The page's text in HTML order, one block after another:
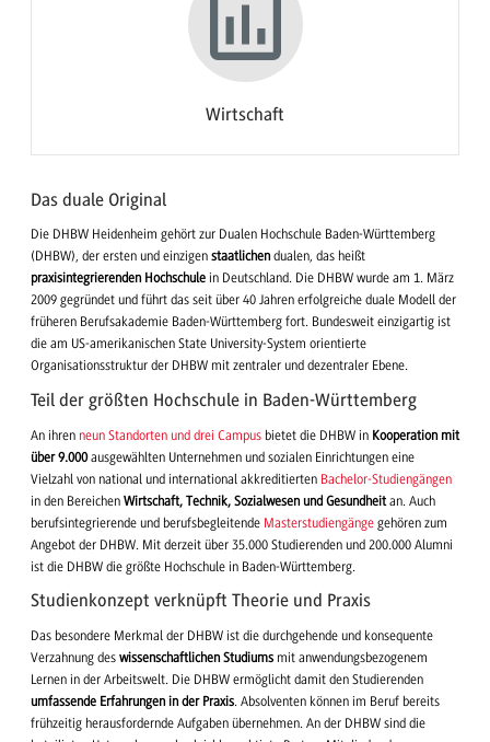
Wirtschaft
Das duale Original
Die DHBW Heidenheim gehört zur Dualen Hochschule Baden-Württemberg
(DHBW), der ersten und einzigen staatlichen dualen, das heißt
praxisintegrierenden Hochschule in Deutschland. Die DHBW wurde am 1. März
2009 gegründet und führt das seit über 40 Jahren erfolgreiche duale Modell der
früheren Berufsakademie Baden-Württemberg fort. Bundesweit einzigartig ist
die am US-amerikanischen State University-System orientierte
Organisationsstruktur der DHBW mit zentraler und dezentraler Ebene.
Teil der größten Hochschule in Baden-Württemberg
An ihren neun Standorten und drei Campus bietet die DHBW in Kooperation mit
über 9.000ausgewählten Unternehmen und sozialen Einrichtungen eine
Vielzahl von national und international akkreditierten Bachelor-Studiengängen
in den Bereichen Wirtschaft, Technik, Sozialwesen und Gesundheit an. Auch
berufsintegrierende und berufsbegleitende Masterstudiengänge gehören zum
Angebot der DHBW. Mit derzeit über 35.000 Studierenden und 200.000 Alumni
ist die DHBW die größte Hochschule in Baden-Württemberg.
Studienkonzept verknüpft Theorie und Praxis
Das besondere Merkmal der DHBW ist die durchgehende und konsequente
Verzahnung des wissenschaftlichen Studiums mit anwendungsbezogenem
Lernen in der Arbeitswelt. Die DHBW ermöglicht damit den Studierenden
umfassende Erfahrungen in der Praxis. Absolventen können im Beruf bereits
frühzeitig herausfordernde Aufgaben übernehmen. An der DHBW sind die